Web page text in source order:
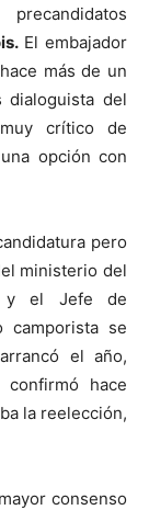
El embajador
más de un
dialoguista del
crítico de
opción con
pero
ministerio del
el Jefe de
camporista se
el año,
hace
la reelección,
consenso